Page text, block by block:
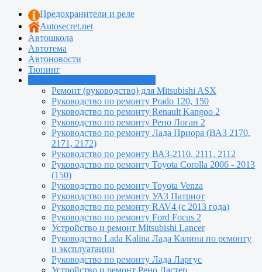
Предохранители и реле
Autosecret.net
Автошкола
Автотема
Автоновости
Тюнинг
Ремонт (руководство) для Mitsubishi ASX
Руководство по ремонту Prado 120, 150
Руководство по ремонту Renault Kangoo 2
Руководство по ремонту Рено Логан 2
Руководство по ремонту Лада Приора (ВАЗ 2170,
2171, 2172)
Руководство по ремонту ВАЗ-2110, 2111, 2112
Руководство по ремонту Toyota Сorolla 2006 - 2013
(150)
Руководство по ремонту Toyota Venza
Руководство по ремонту УАЗ Патриот
Руководство по ремонту RAV4 (с 2013 года)
Руководство по ремонту Ford Focus 2
Устройство и ремонт Mitsubishi Lancer
Руководство Lada Kalina Лада Калина по ремонту
и эксплуатации
Руководство по ремонту Лада Ларгус
Устройство и ремонт Рено Дастер